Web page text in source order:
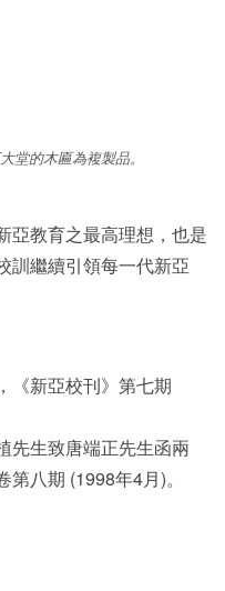
堂的木匾為複製品。
亞教育之最高理想，也是
訓繼續引領每一代新亞
《新亞校刊》第七期
生致唐端正先生函兩
八期 (1998年4月)。